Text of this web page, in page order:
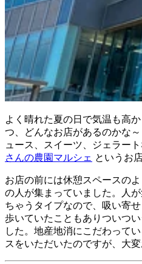
よく晴れた夏の日で気温も高
つ、どんなお店があるのかな
ュース、スイーツ、ジェラー
さんの農園マルシェ というお
お店の前には休憩スペースの
の人が集まっていました。人
ちゃうタイプなので、吸い寄
歩いていたこともありついつ
した。地産地消にこだわって
スをいただいたのですが、大変